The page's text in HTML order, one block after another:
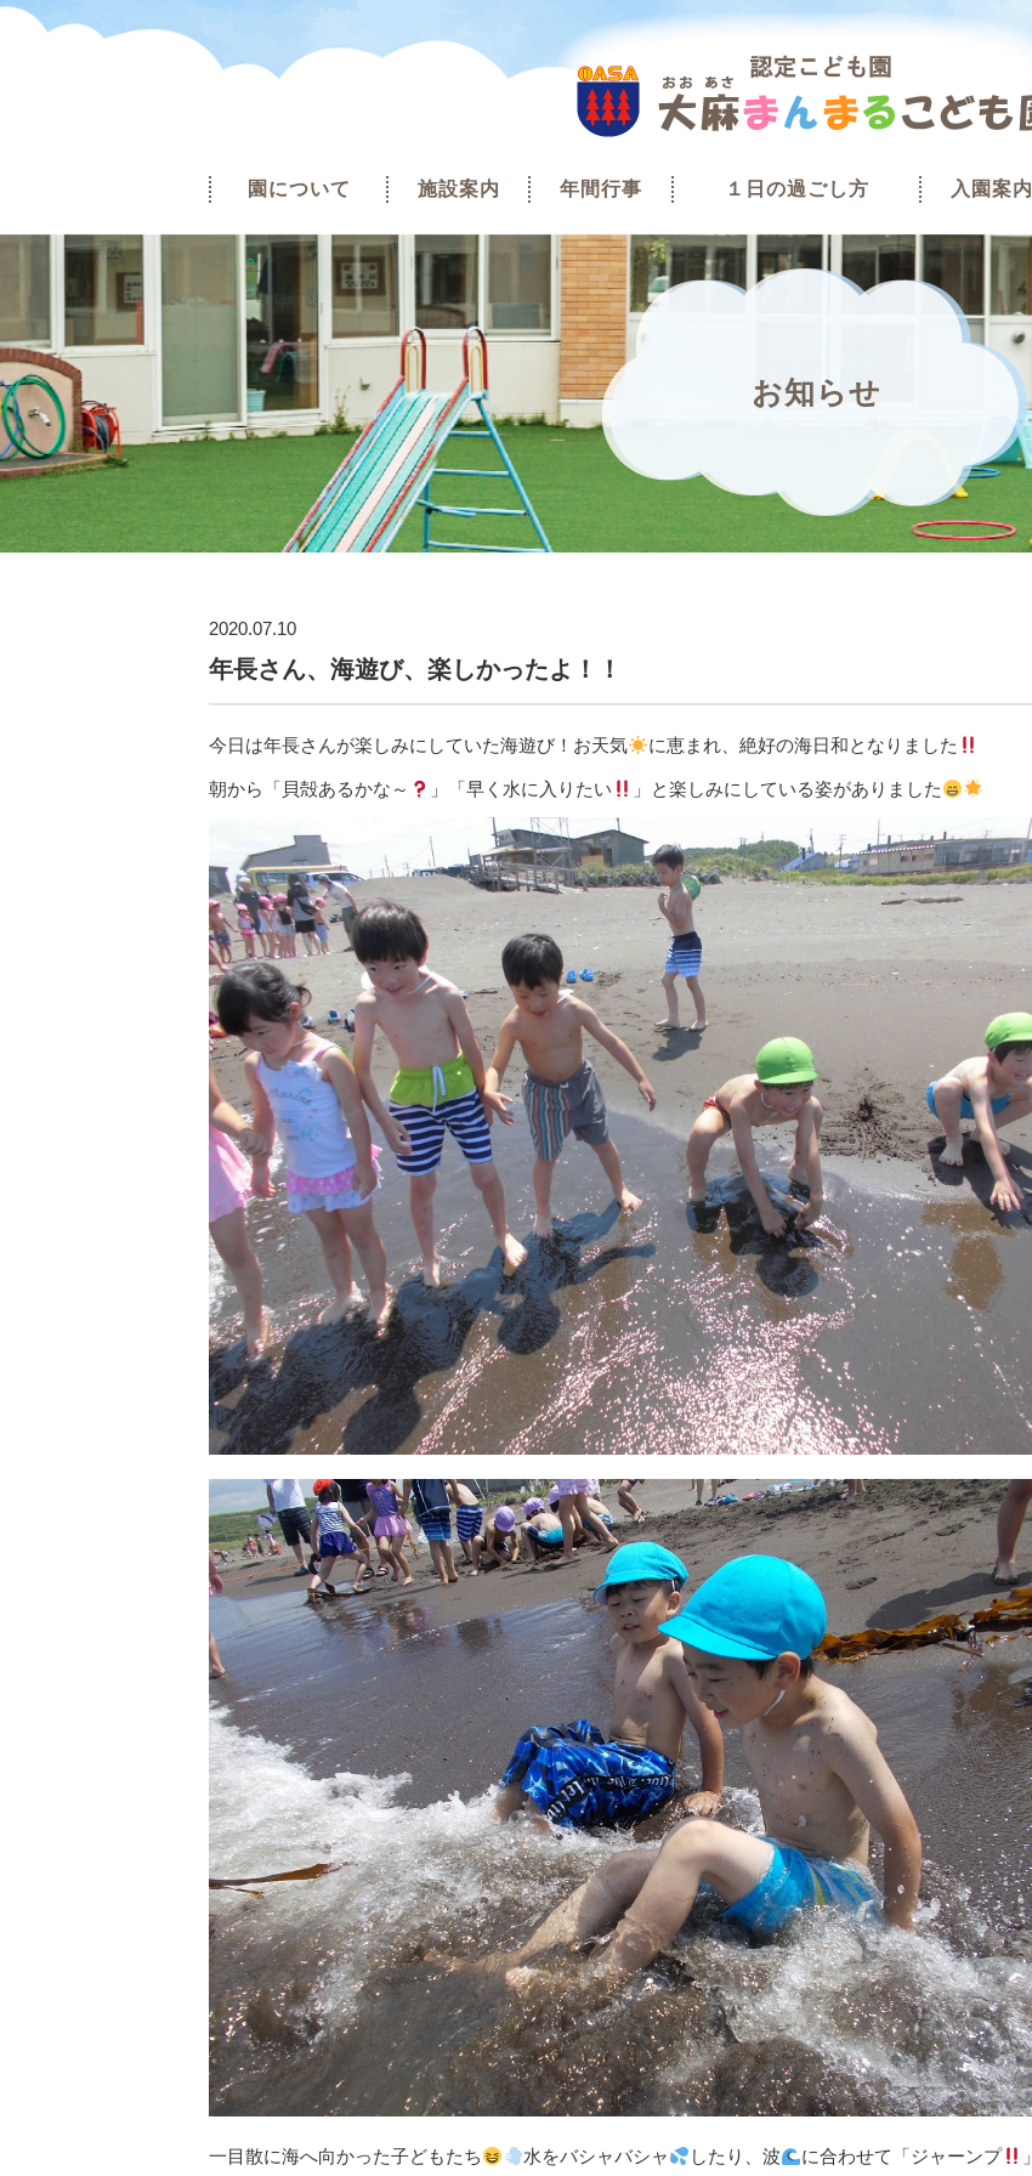
園について 施設案内 年間行事 １日の過ごし方 入園案内
お知らせ
2020.07.10
年長さん、海遊び、楽しかったよ！！
今日は年長さんが楽しみにしていた海遊び！お天気 に恵まれ、絶好の海日和となりました
朝から「貝殻あるかな～ 」「早く水に入りたい 」と楽しみにしている姿がありました
一目散に海へ向かった子どもたち 水をバシャバシャ したり、波 に合わせて「ジャーンプ 」